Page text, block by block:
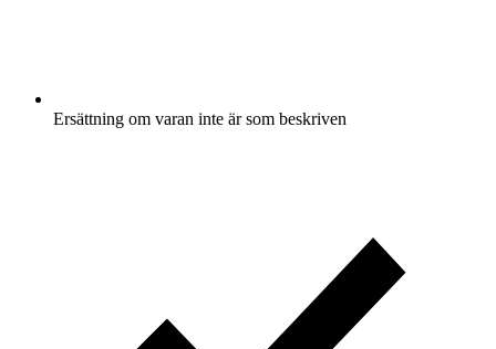
Ersättning om varan inte är som beskriven